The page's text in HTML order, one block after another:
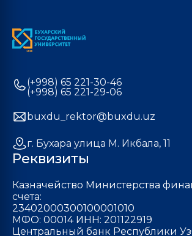
(+998) 65 221-30-46
(+998) 65 221-29-06
buxdu_rektor@buxdu.uz
г. Бухара улица М. Икбала, 11
Реквизиты
Казначейство Министерства
счета:
23402000300100001010
МФО: 00014 ИНН: 201122919
Центральный банк Республики